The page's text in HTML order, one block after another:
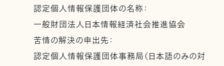
認定個人情報保護団体の名称：
一般財団法人日本情報経済社会推進協会
苦情の解決の申出先：
認定個人情報保護団体事務局（日本語のみの対